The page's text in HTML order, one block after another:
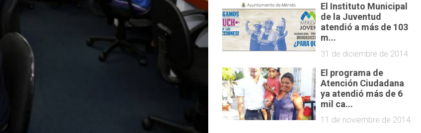
El Instituto Municipal
de la Juventud
atendió a más de 103
m...
31 de diciembre de 2014
El programa de
Atención Ciudadana
ya atendió más de 6
mil ca...
11 de noviembre de 2014